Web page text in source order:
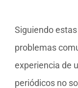
Siguiendo
problemas
experiencia de
periódicos no